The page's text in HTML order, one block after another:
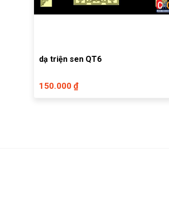
dạ triện sen QT6
150.000 ₫